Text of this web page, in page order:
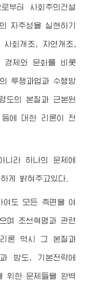
부터 사회주의건설
자주성을 실현하기
회개조, 자연개조,
경제와 문화를 비롯
투쟁과업과 수행방
도의 본질과 근본원
에 대한 리론이 전
니라 하나의 문제에
게 밝혀주고있다.
여도 모든 측면을 여
며 조선혁명과 관련
론 역시 그 본질과
방도, 기본전략에
위한 문제들을 완벽